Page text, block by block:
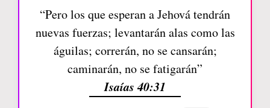
“Pero los que esperan a Jehová tendrán
nuevas fuerzas; levantarán alas como las
águilas; correrán, no se cansarán;
caminarán, no se fatigarán”
Isaías 40:31